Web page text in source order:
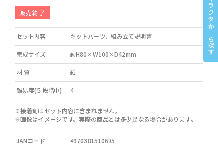
販売終了
セット内容 キットパーツ、組み立て説明書
完成サイズ 約H80×W100×D42mm
材 質 紙
難易度(５段階中) 4
※接着剤はセット内容に含まれません。
※画像はイメージです。実際の商品とは多少異なる場合があります。
JANコード 4970381510695
キャラクターから探す